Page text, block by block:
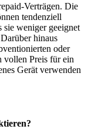
Verträgen. Die
tendenziell
sie weniger geeignet
hinaus
oder
vollen Preis für ein
Gerät verwenden